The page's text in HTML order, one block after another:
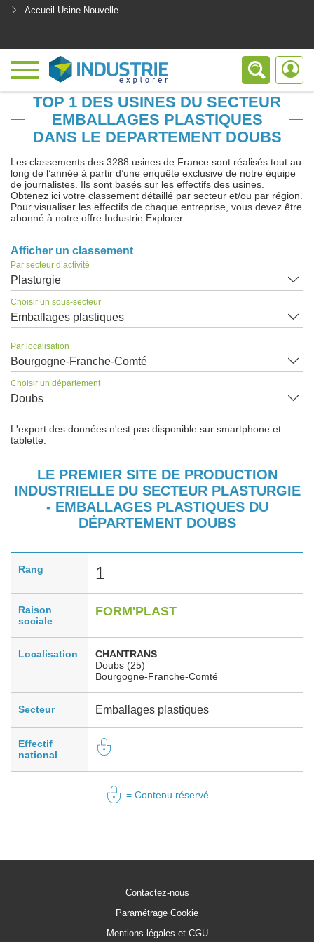
Accueil Usine Nouvelle
TOP 1 DES USINES DU SECTEUR
EMBALLAGES PLASTIQUES
DANS LE DEPARTEMENT DOUBS
Les classements des 3288 usines de France sont réalisés tout au
long de l’année à partir d’une enquête exclusive de notre équipe
de journalistes. Ils sont basés sur les effectifs des usines.
Obtenez ici votre classement détaillé par secteur et/ou par région.
Pour visualiser les effectifs de chaque entreprise, vous devez être
abonné à notre offre Industrie Explorer.
Afficher un classement
Par secteur d’activité
Plasturgie
Choisir un sous-secteur
Emballages plastiques
Par localisation
Bourgogne-Franche-Comté
Choisir un département
Doubs
L'export des données n'est pas disponible sur smartphone et
tablette.
LE PREMIER SITE DE PRODUCTION
INDUSTRIELLE DU SECTEUR PLASTURGIE
- EMBALLAGES PLASTIQUES DU
DÉPARTEMENT DOUBS
Rang 1
Raison
sociale
FORM'PLAST
Localisation
CHANTRANS
Doubs (25)
Bourgogne-Franche-Comté
Secteur Emballages plastiques
Effectif
national
= Contenu réservé
Contactez-nous
Paramétrage Cookie
Mentions légales et CGU